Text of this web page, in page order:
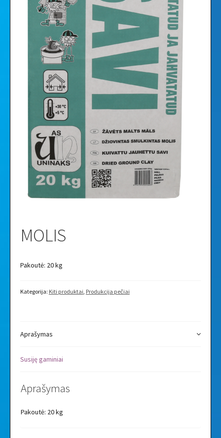
Vaizdo įrašai
MOLIS
Pakoutė: 20 kg
Kategorija: Kiti produktai Produkcija pečiai
Aprašymas
Susiję gaminiai
Aprašymas
Pakoutė: 20 kg